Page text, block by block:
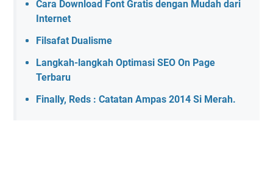
Cara Download Font Gratis dengan Mudah dari
Internet
Filsafat Dualisme
Langkah-langkah Optimasi SEO On Page
Terbaru
Finally, Reds : Catatan Ampas 2014 Si Merah.